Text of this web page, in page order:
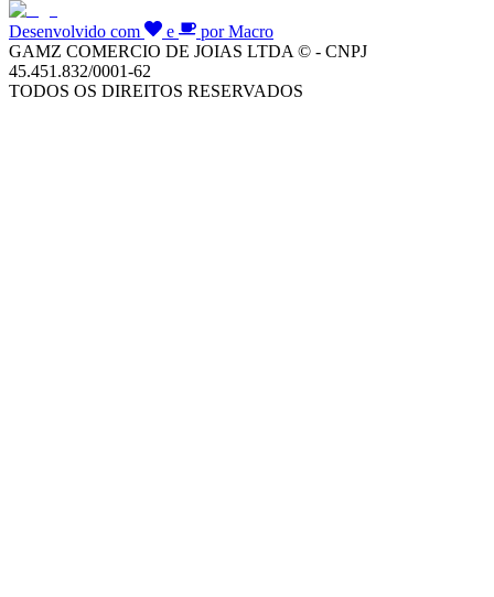
Desenvolvido com e
por Macro
GAMZ COMERCIO DE JOIAS LTDA © - CNPJ
45.451.832/0001-62
TODOS OS DIREITOS RESERVADOS